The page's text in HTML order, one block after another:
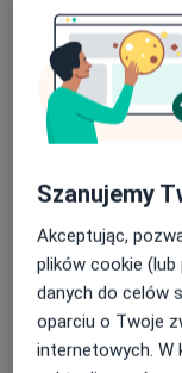
Konsultacja
250 zł
Umów
Konsultacja
300 zł
Umów
Szanujemy
Akceptując,
plików cookie
danych do celów
oparciu o Twoje
internetowych. W